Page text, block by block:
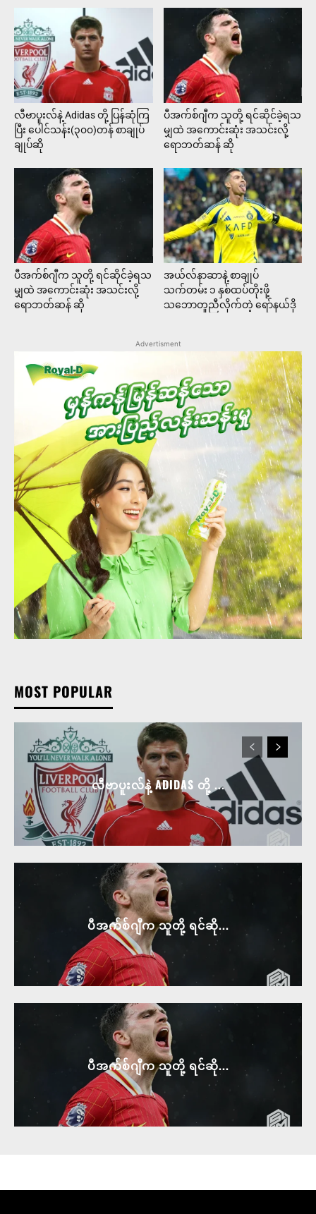
လီဗာပူးလ်နဲ့ Adidas တို့ ပြန်ဆုံကြ
ပြီး ပေါင်သန်း(၃၀၀)တန် စာချုပ်
ချုပ်ဆို
ပီအက်စ်ဂျီက သူတို့ ရင်ဆိုင်ခဲ့ရသ
မျှထဲ အကောင်းဆုံး အသင်းလို့
ရောဘတ်ဆန် ဆို
ပီအက်စ်ဂျီက သူတို့ ရင်ဆိုင်ခဲ့ရသ
မျှထဲ အကောင်းဆုံး အသင်းလို့
ရောဘတ်ဆန် ဆို
အယ်လ်နာဆာနဲ့ စာချုပ်
သက်တမ်း ၁ နှစ်ထပ်တိုးဖို့
သဘောတူညီလိုက်တဲ့ ရော်နယ်ဒို
Advertisment
MOST POPULAR
လီဗာပူးလ်နဲ့ ADIDAS တို့ ...
ပီအက်စ်ဂျီက သူတို့ ရင်ဆို...
ပီအက်စ်ဂျီက သူတို့ ရင်ဆို...